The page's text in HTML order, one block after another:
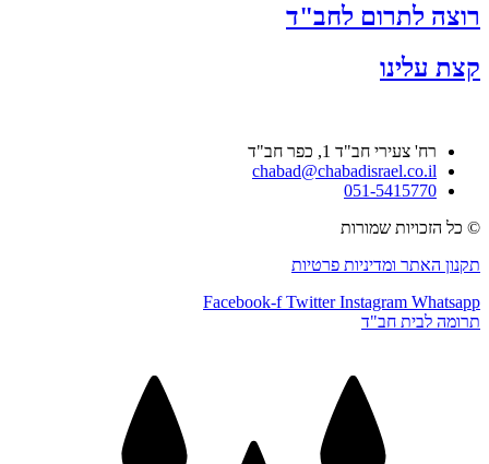
רוצה לתרום לחב"ד
קצת עלינו
רח' צעירי חב"ד 1, כפר חב"ד
chabad@chabadisrael.co.il
051-5415770
© כל הזכויות שמורות
תקנון האתר ומדיניות פרטיות
Facebook-f Twitter Instagram Whatsapp
תרומה לבית חב"ד